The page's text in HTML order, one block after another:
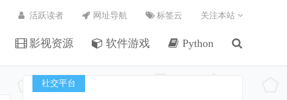
影视资源 软件游戏 Python
活跃读者 网址导航 标签云 关注本站
社交平台